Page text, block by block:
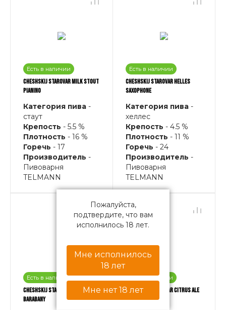
Есть в наличии
CHESHSKIJ STAROVAR MILK STOUT
PIANINO
Категория пива -
стаут
Крепость - 5.5 %
Плотность - 16 %
Горечь - 17
Производитель -
Пивоварня
TELMANN
Есть в наличии
CHESHSKIJ STAROVAR HELLES
SAXOPHONE
Категория пива -
хеллес
Крепость - 4.5 %
Плотность - 11 %
Горечь - 24
Производитель -
Пивоварня
TELMANN
Есть в наличии
CHESHSKIJ STAROVAR BLOND ALE
BARABANY
Есть в наличии
CHESHSKIJ STAROVAR CITRUS ALE
SKRIPKA
Пожалуйста,
подтвердите, что вам
исполнилось 18 лет.
Мне исполнилось
18 лет
Мне нет 18 лет